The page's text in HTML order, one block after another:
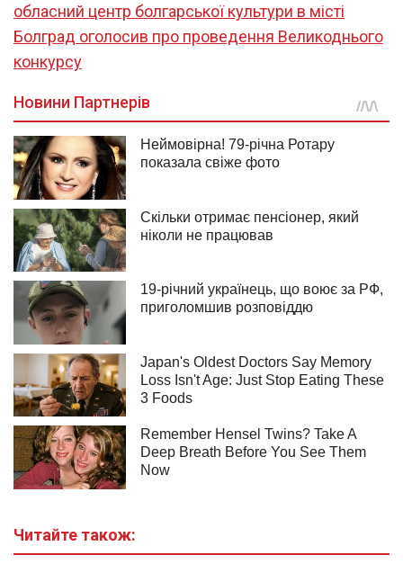
обласний центр болгарської культури в місті
Болград оголосив про проведення Великоднього
конкурсу
Читайте також: